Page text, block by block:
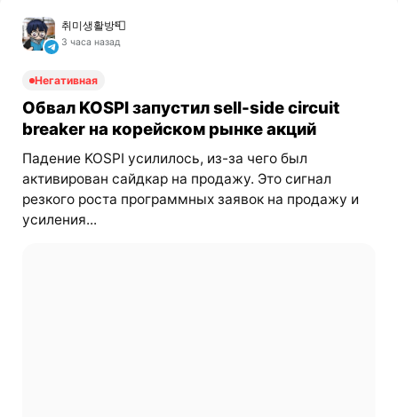
취미생활방📮
3 часа назад
Негативная
Обвал KOSPI запустил sell-side circuit
breaker на корейском рынке акций
Падение KOSPI усилилось, из-за чего был
активирован сайдкар на продажу. Это сигнал
резкого роста программных заявок на продажу и
усиления...